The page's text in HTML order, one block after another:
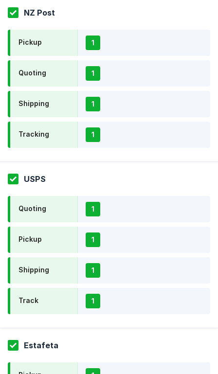
NZ Post
Pickup 1
Quoting 1
Shipping 1
Tracking 1
USPS
Quoting 1
Pickup 1
Shipping 1
Track 1
Estafeta